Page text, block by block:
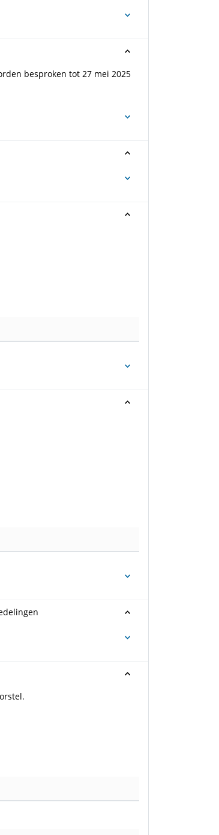
besproken tot 27 mei 2025